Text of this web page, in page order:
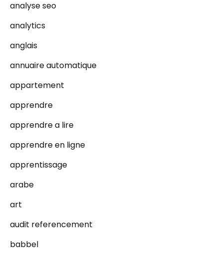
analyse seo
analytics
anglais
annuaire automatique
appartement
apprendre
apprendre a lire
apprendre en ligne
apprentissage
arabe
art
audit referencement
babbel